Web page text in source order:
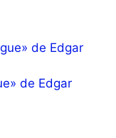
de Edgar